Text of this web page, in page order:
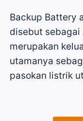
Backup Battery
disebut sebagai
merupakan
utamanya
pasokan listrik